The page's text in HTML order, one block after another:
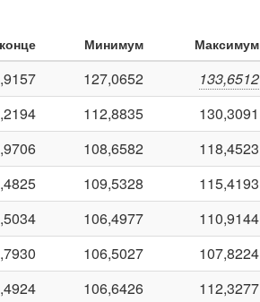
Минимум Максимум
127,0652
133,6512
112,8835
130,3091
108,6582
118,4523
109,5328
115,4193
106,4977
110,9144
106,5027
107,8224
106,6426
112,3277